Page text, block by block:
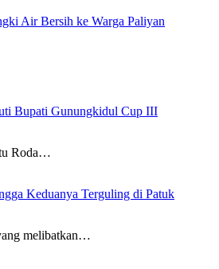
Air Bersih ke Warga Paliyan
Bupati Gunungkidul Cup III
Roda…
Keduanya Terguling di Patuk
melibatkan…